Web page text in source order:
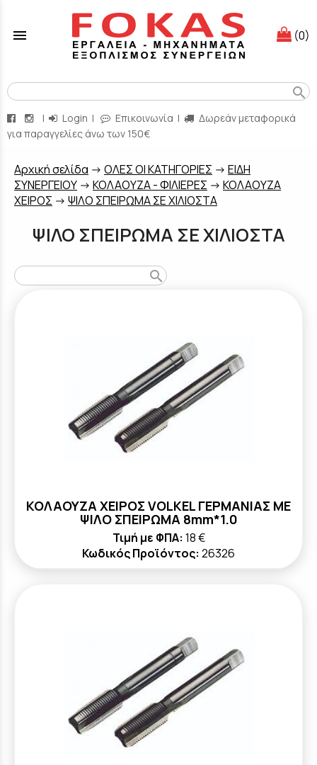
menu (0)
search
| Login | Επικοινωνία |
Δωρεάν μεταφορικά
για παραγγελίες άνω των 150€
Aρχική σελίδα -> ΟΛΕΣ ΟΙ ΚΑΤΗΓΟΡΙΕΣ -> ΕΙΔΗ
ΣΥΝΕΡΓΕΙΟΥ -> ΚΟΛΑΟΥΖΑ - ΦΙΛΙΕΡΕΣ -> ΚΟΛΑΟΥΖΑ
ΧΕΙΡΟΣ -> ΨΙΛΟ ΣΠΕΙΡΩΜΑ ΣΕ ΧΙΛΙΟΣΤΑ
ΨΙΛΟ ΣΠΕΙΡΩΜΑ ΣΕ ΧΙΛΙΟΣΤΑ
search
ΚΟΛΑΟΥΖΑ ΧΕΙΡΟΣ VOLKEL ΓΕΡΜΑΝΙΑΣ ΜΕ
ΨΙΛΟ ΣΠΕΙΡΩΜΑ 8mm*1.0
Τιμή με ΦΠΑ: 18 €
Κωδικός Προϊόντος: 26326